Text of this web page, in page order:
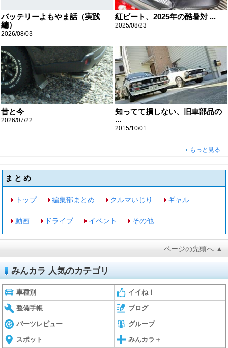
バッテリーよもやま話（実践
編）
2026/08/03
紅ビート、2025年の酷暑対 ...
2025/08/23
昔と今
2026/07/22
知ってて損しない、旧車部品の
...
2015/10/01
もっと見る
まとめ
トップ 編集部まとめ クルマいじり ギャル
動画 ドライブ イベント その他
ページの先頭へ ▲
みんカラ 人気のカテゴリ
車種別 イイね！
整備手帳 ブログ
パーツレビュー グループ
スポット みんカラ＋